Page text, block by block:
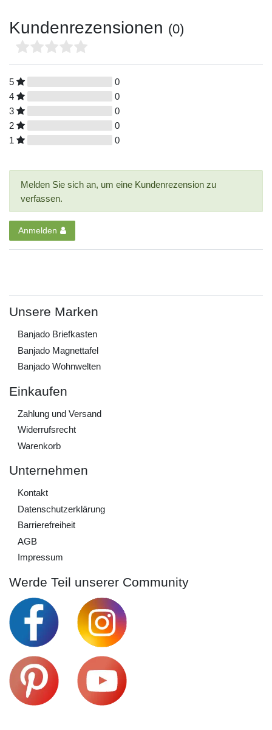
Kundenrezensionen (0)
5
0
4
0
3
0
2
0
1
0
Melden Sie sich an, um eine Kundenrezension zu
verfassen.
Anmelden
Unsere Marken
Banjado Briefkasten
Banjado Magnettafel
Banjado Wohnwelten
Einkaufen
Zahlung und Versand
Widerrufs­recht
Warenkorb
Unternehmen
Kontakt
Daten­schutz­erklärung
Barrierefreiheit
AGB
Impressum
Werde Teil unserer Community